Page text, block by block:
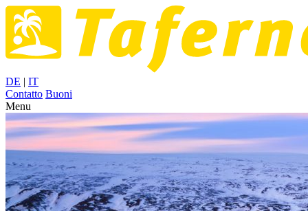
DE | IT
Contatto Buoni
Menu